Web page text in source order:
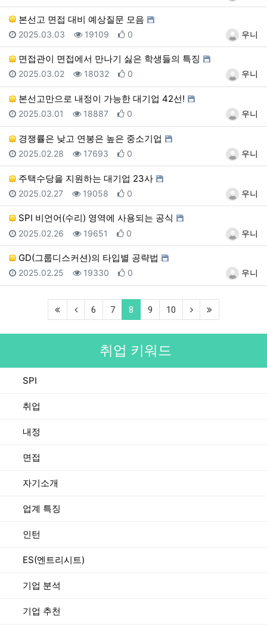
본선고 면접 대비 예상질문 모음
등록자우니
등록일
2025.03.03 조회
19109 추천
0
면접관이 면접에서 만나기 싫은 학생들의 특징
등록자우니
등록일
2025.03.02 조회
18032 추천
0
본선고만으로 내정이 가능한 대기업 42선!
등록자우니
등록일
2025.03.01 조회
18887 추천
0
경쟁률은 낮고 연봉은 높은 중소기업
등록자우니
등록일
2025.02.28 조회
17693 추천
0
주택수당을 지원하는 대기업 23사
등록자우니
등록일
2025.02.27 조회
19058 추천
0
SPI 비언어(수리) 영역에 사용되는 공식
등록자우니
등록일
2025.02.26 조회
19651 추천
0
GD(그룹디스커션)의 타입별 공략법
등록자우니
등록일
2025.02.25 조회
19330 추천
0
(first)(previous)
6 7 8 (current)
9 10 (next)
취업 키워드
SPI
취업
내정
면접
자기소개
업계 특징
인턴
ES(엔트리시트)
기업 분석
기업 추천